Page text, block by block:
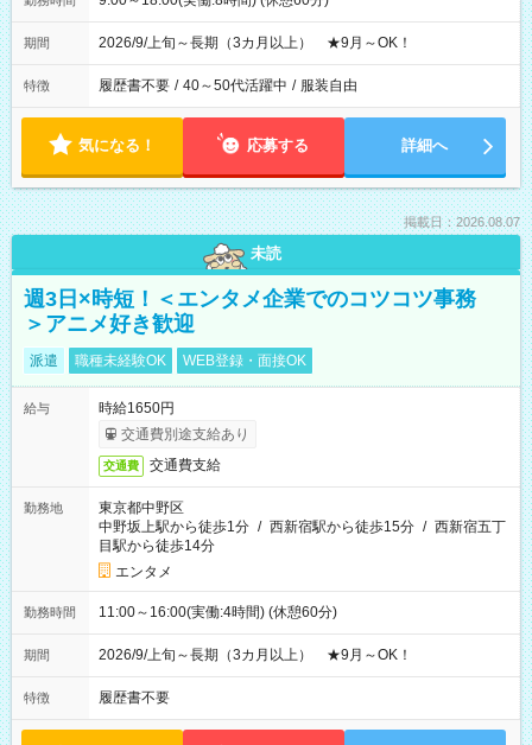
期間 2026/9/上旬～長期（3カ月以上） ★9月～OK！
特徴 履歴書不要 / 40～50代活躍中 / 服装自由
気になる！ 応募する 詳細へ
掲載日：2026.08.07
未読
週3日×時短！＜エンタメ企業でのコツコツ事務
＞アニメ好き歓迎
派遣 職種未経験OK WEB登録・面接OK
給与
時給1650円
交通費別途支給あり
交通費 交通費支給
勤務地
東京都中野区
中野坂上駅から徒歩1分 / 西新宿駅から徒歩15分 / 西新宿五丁
目駅から徒歩14分
エンタメ
勤務時間 11:00～16:00(実働:4時間) (休憩60分)
期間 2026/9/上旬～長期（3カ月以上） ★9月～OK！
特徴 履歴書不要